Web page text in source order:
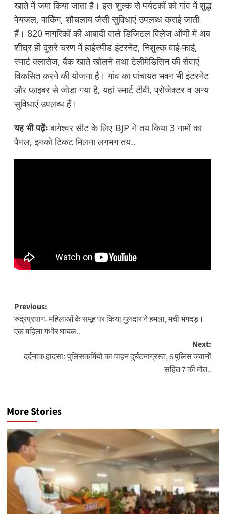
खाते में जमा किया जाता है। इस शुल्क से पर्यटकों को गांव में शुद्ध
पेयजल, पार्किंग, शौचलाय जैसी सुविधाएं उपलब्ध कराई जाती
हैं। 820 नागरिकों की आबादी वाले डिजिटल विलेज ओंणी में अब
शीघ्र ही दूसरे चरण में हाईस्पीड इंटरनेट, निशुल्क वाई-फाई,
स्मार्ट क्लासेज, बैंक खाते खोलने तथा टेलीमेडिसिन की सेवाएं
विकसित करने की योजना है। गांव का पांचायत भवन भी इंटरनेट
और फाइबर से जोड़ा गया है, यहां स्मार्ट टीवी, प्रोजेक्टर व अन्य
सुविधाएं उपलब्ध हैं।
यह भी पढ़ेंः बागेश्वर सीट के लिए BJP ने तय किया 3 नामों का
पैनल, इनको टिकट मिलना लगभग तय..
Post
navigation
Previous:
रुद्रप्रयागः महिलाओं के समूह पर किया गुलदार ने हमला, मची भगदड़।
एक महिला गंभीर घायल..
Next:
दर्दनाक हादसाः पुलिसकर्मियों का वाहन दुर्घटनाग्रस्त, 6 पुलिस जवानों
सहित 7 की मौत..
More Stories